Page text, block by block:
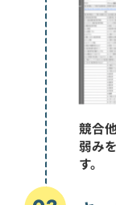
競合
弱み
す。